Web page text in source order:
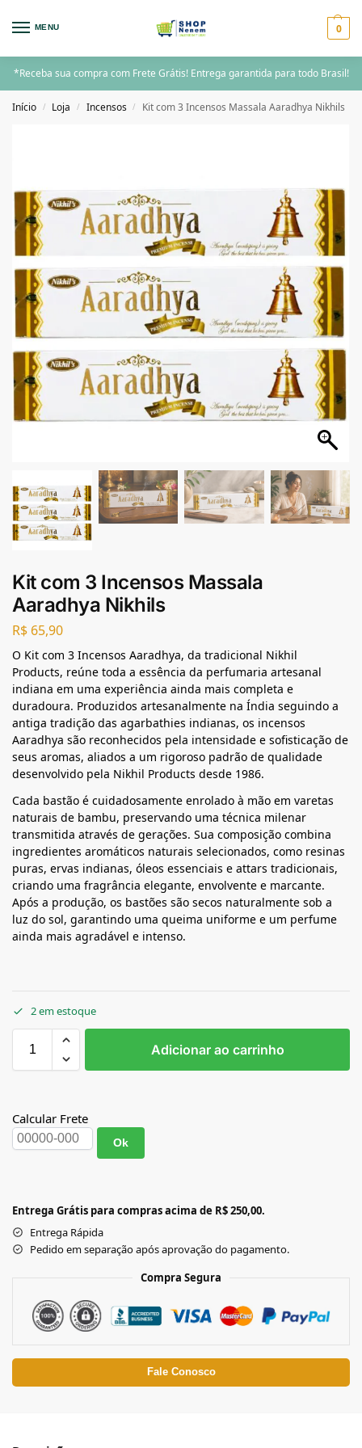
MENU 0
*Receba sua compra com Frete Grátis! Entrega garantida para todo Brasil!
Início / Loja / Incensos / Kit com 3 Incensos Massala Aaradhya Nikhils
Kit com 3 Incensos Massala
Aaradhya Nikhils
R$ 65,90
O Kit com 3 Incensos Aaradhya, da tradicional Nikhil
Products, reúne toda a essência da perfumaria artesanal
indiana em uma experiência ainda mais completa e
duradoura. Produzidos artesanalmente na Índia seguindo a
antiga tradição das agarbathies indianas, os incensos
Aaradhya são reconhecidos pela intensidade e sofisticação de
seus aromas, aliados a um rigoroso padrão de qualidade
desenvolvido pela Nikhil Products desde 1986.
Cada bastão é cuidadosamente enrolado à mão em varetas
naturais de bambu, preservando uma técnica milenar
transmitida através de gerações. Sua composição combina
ingredientes aromáticos naturais selecionados, como resinas
puras, ervas indianas, óleos essenciais e attars tradicionais,
criando uma fragrância elegante, envolvente e marcante.
Após a produção, os bastões são secos naturalmente sob a
luz do sol, garantindo uma queima uniforme e um perfume
ainda mais agradável e intenso.
2 em estoque
Adicionar ao carrinho
Calcular Frete
Ok
Entrega Grátis para compras acima de R$ 250,00.
Entrega Rápida
Pedido em separação após aprovação do pagamento.
Compra Segura
Fale Conosco